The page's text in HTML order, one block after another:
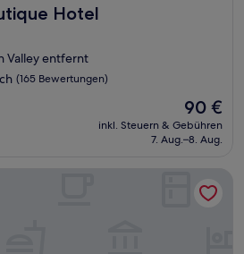
Hotel
Hotel
Valley entfernt
(165 Bewertungen)
Der
Preis
beträgt
90 €
inkl. Steuern & Gebühren
7. Aug.–8. Aug.
Curacao International Airport